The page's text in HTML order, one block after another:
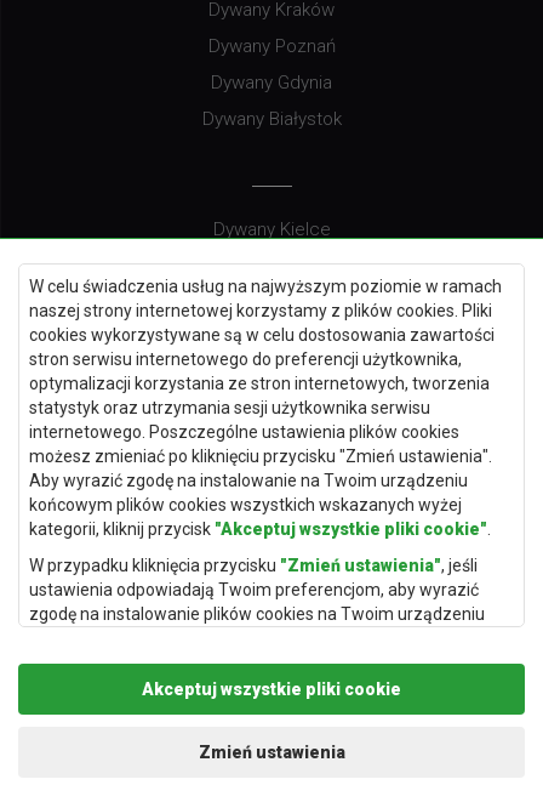
W celu świadczenia usług na najwyższym poziomie w ramach
naszej strony internetowej korzystamy z plików cookies. Pliki
cookies wykorzystywane są w celu dostosowania zawartości
stron serwisu internetowego do preferencji użytkownika,
optymalizacji korzystania ze stron internetowych, tworzenia
statystyk oraz utrzymania sesji użytkownika serwisu
internetowego. Poszczególne ustawienia plików cookies
możesz zmieniać po kliknięciu przycisku "Zmień ustawienia".
Aby wyrazić zgodę na instalowanie na Twoim urządzeniu
końcowym plików cookies wszystkich wskazanych wyżej
kategorii, kliknij przycisk "Akceptuj wszystkie pliki cookie"
W przypadku kliknięcia przycisku "Zmień ustawienia", jeśli
ustawienia odpowiadają Twoim preferencjom, aby wyrazić
zgodę na instalowanie plików cookies na Twoim urządzeniu
"Zapisz i zaakceptuj".
Podstawą przetwarzania danych osobowych, w zakresie w
administratora danych osobowych (Rugito Radosław Bartosik z
Akceptuj wszystkie pliki cookie
Zmień ustawienia
Dywany Kraków
Dywany Poznań
Dywany Gdynia
Dywany Białystok
Dywany Kielce
Dywany Gdańsk
Dywany Toruń
Dywany Bydgoszcz
Dywany Łódź
Dywany Katowice
Dywany Rzeszów
Dywany Częstochowa
Projekt i realizacja:dimax.pl